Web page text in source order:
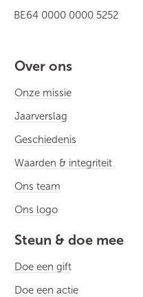
BE64 0000 0000 5252
Over ons
Onze missie
Jaarverslag
Geschiedenis
Waarden & integriteit
Ons team
Ons logo
Steun & doe mee
Doe een gift
Doe een actie